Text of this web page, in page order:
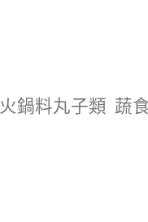
火鍋料丸子類 蔬